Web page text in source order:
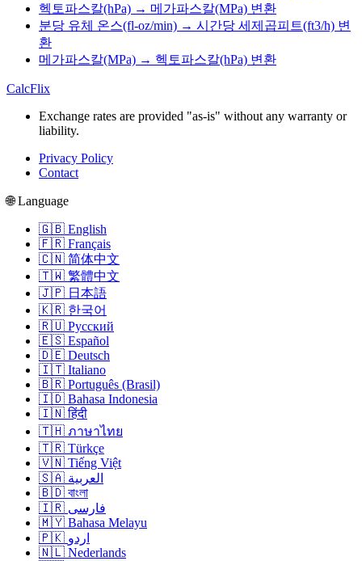
헥토파스칼(hPa) → 메가파스칼(MPa) 변환
분당 유체 온스(fl-oz/min) → 시간당 세제곱피트(ft3/h) 변
환
메가파스칼(MPa) → 헥토파스칼(hPa) 변환
CalcFlix
Exchange rates are provided "as-is" without any warranty or
liability.
Privacy Policy
Contact
🌐 Language
🇬🇧 English
🇫🇷 Français
🇨🇳 简体中文
🇹🇼 繁體中文
🇯🇵 日本語
🇰🇷 한국어
🇷🇺 Русский
🇪🇸 Español
🇩🇪 Deutsch
🇮🇹 Italiano
🇧🇷 Português (Brasil)
🇮🇩 Bahasa Indonesia
🇮🇳 हिंदी
🇹🇭 ภาษาไทย
🇹🇷 Türkçe
🇻🇳 Tiếng Việt
🇸🇦 العربية
🇧🇩 বাংলা
🇮🇷 فارسی
🇲🇾 Bahasa Melayu
🇵🇰 اردو
🇳🇱 Nederlands